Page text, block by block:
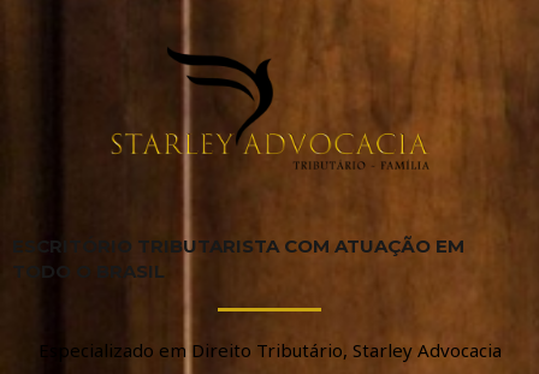
ESCRITÓRIO TRIBUTARISTA COM ATUAÇÃO EM
TODO O BRASIL
Especializado em Direito Tributário, Starley Advocacia